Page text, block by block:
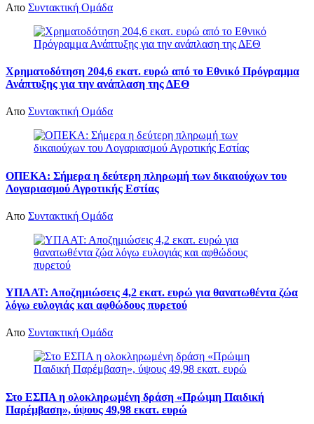
Απο Συντακτική Ομάδα
Χρηματοδότηση 204,6 εκατ. ευρώ από το Εθνικό Πρόγραμμα
Ανάπτυξης για την ανάπλαση της ΔΕΘ
Απο Συντακτική Ομάδα
ΟΠΕΚΑ: Σήμερα η δεύτερη πληρωμή των δικαιούχων του
Λογαριασμού Αγροτικής Εστίας
Απο Συντακτική Ομάδα
ΥΠΑΑΤ: Αποζημιώσεις 4,2 εκατ. ευρώ για θανατωθέντα ζώα
λόγω ευλογιάς και αφθώδους πυρετού
Απο Συντακτική Ομάδα
Στο ΕΣΠΑ η ολοκληρωμένη δράση «Πρώιμη Παιδική
Παρέμβαση», ύψους 49,98 εκατ. ευρώ